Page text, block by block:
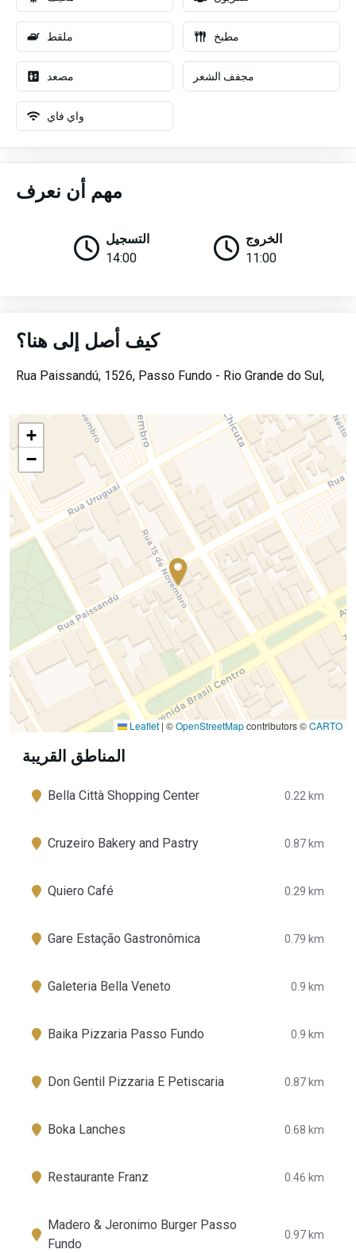
ملقط مطبخ
مصعد مجفف الشعر
واي فاي
مهم أن نعرف
التسجيل
14:00
الخروج
11:00
كيف أصل إلى هنا؟
Rua Paissandú, 1526, Passo Fundo - Rio Grande do Sul,
+
−
Leaflet | ©OpenStreetMapcontributors ©CARTO
المناطق القريبة
Bella Città Shopping Center 0.22 km
Cruzeiro Bakery and Pastry 0.87 km
Quiero Café 0.29 km
Gare Estação Gastronômica 0.79 km
Galeteria Bella Veneto 0.9 km
Baika Pizzaria Passo Fundo 0.9 km
Don Gentil Pizzaria E Petiscaria 0.87 km
Boka Lanches 0.68 km
Restaurante Franz 0.46 km
Madero & Jeronimo Burger Passo
Fundo
0.97 km